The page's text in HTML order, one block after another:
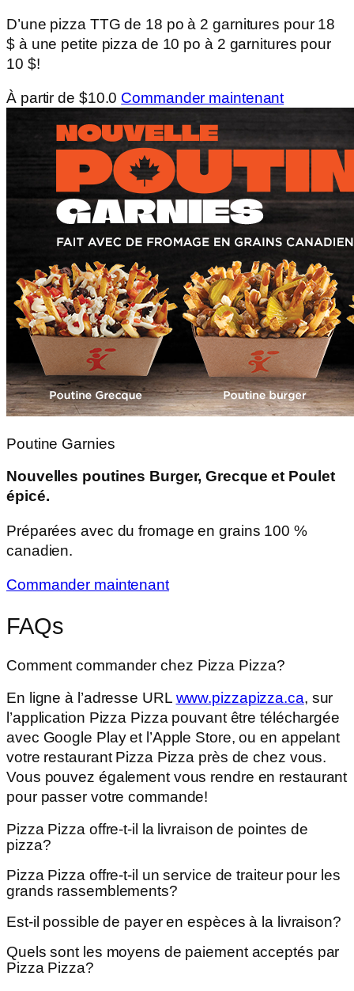
D’une pizza TTG de 18 po à 2 garnitures pour 18
$ à une petite pizza de 10 po à 2 garnitures pour
10 $!
À partir de $10.0 Commander maintenant
Poutine Garnies
Nouvelles poutines Burger, Grecque et Poulet
épicé.
Préparées avec du fromage en grains 100 %
canadien.
Commander maintenant
FAQs
Comment commander chez Pizza Pizza?
En ligne à l’adresse URL www.pizzapizza.ca, sur
l’application Pizza Pizza pouvant être téléchargée
avec Google Play et l’Apple Store, ou en appelant
votre restaurant Pizza Pizza près de chez vous.
Vous pouvez également vous rendre en restaurant
pour passer votre commande!
Pizza Pizza offre-t-il la livraison de pointes de
pizza?
Pizza Pizza offre-t-il un service de traiteur pour les
grands rassemblements?
Est-il possible de payer en espèces à la livraison?
Quels sont les moyens de paiement acceptés par
Pizza Pizza?